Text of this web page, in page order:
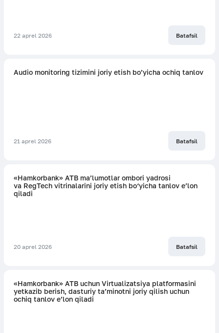
22 aprel 2026 Batafsil
Audio monitoring tizimini joriy etish bo’yicha ochiq tanlov
21 aprel 2026 Batafsil
«Hamkorbank» ATB ma’lumotlar ombori yadrosi
va RegTech vitrinalarini joriy etish bo‘yicha tanlov e’lon
qiladi
20 aprel 2026 Batafsil
«Hamkorbank» ATB uchun Virtualizatsiya platformasini
yetkazib berish, dasturiy ta’minotni joriy qilish uchun
ochiq tanlov e’lon qiladi